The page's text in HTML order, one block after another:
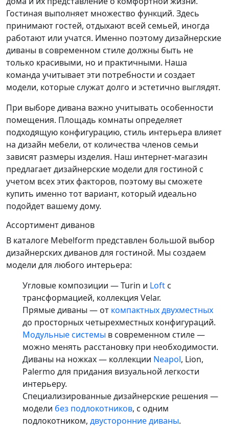
Гостиная выполняет множество функций. Здесь
принимают гостей, отдыхают всей семьей, иногда
работают или учатся. Именно поэтому дизайнерские
диваны в современном стиле должны быть не
только красивыми, но и практичными. Наша
команда учитывает эти потребности и создает
модели, которые служат долго и эстетично выглядят.
При выборе дивана важно учитывать особенности
помещения. Площадь комнаты определяет
подходящую конфигурацию, стиль интерьера влияет
на дизайн мебели, от количества членов семьи
зависят размеры изделия. Наш интернет-магазин
предлагает дизайнерские модели для гостиной с
учетом всех этих факторов, поэтому вы сможете
купить именно тот вариант, который идеально
подойдет вашему дому.
Ассортимент диванов
В каталоге Mebelform представлен большой выбор
дизайнерских диванов для гостиной. Мы создаем
модели для любого интерьера:
Угловые композиции — Turin и Loft с
трансформацией, коллекция Velar.
Прямые диваны — от компактных двухместных
до просторных четырехместных конфигураций.
Модульные системы в современном стиле —
можно менять расстановку при необходимости.
Диваны на ножках — коллекции Neapol, Lion,
Palermo для придания визуальной легкости
интерьеру.
Специализированные дизайнерские решения —
модели без подлокотников, с одним
подлокотником, двусторонние диваны.